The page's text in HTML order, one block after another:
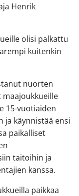
Henrik
olisi palkattu
kuitenkin
nuorten
15-vuotiaiden
ja käynnistää ensi
paikalliset
taitoihin ja
kanssa.
paikkaa